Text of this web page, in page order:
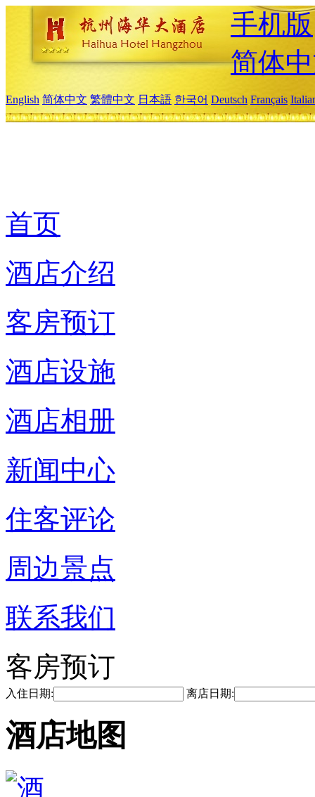
手机版
简体
English 简体中文 繁體中文 日本語 한국어 Deutsch Français
首页
酒店介绍
客房预订
酒店设施
酒店相册
新闻中心
住客评论
周边景点
联系我们
客房预订
入住日期: 离店日期:
酒店地图